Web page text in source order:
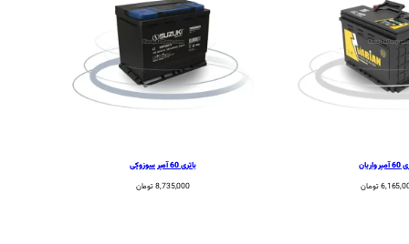
واریان
تومان
باتری 60 آمپر سوزوکی
8,735,000تومان